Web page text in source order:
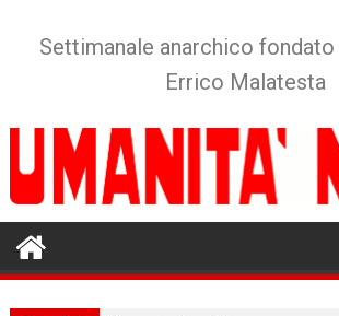
Settimanale anarchico fondato
Errico Malatesta